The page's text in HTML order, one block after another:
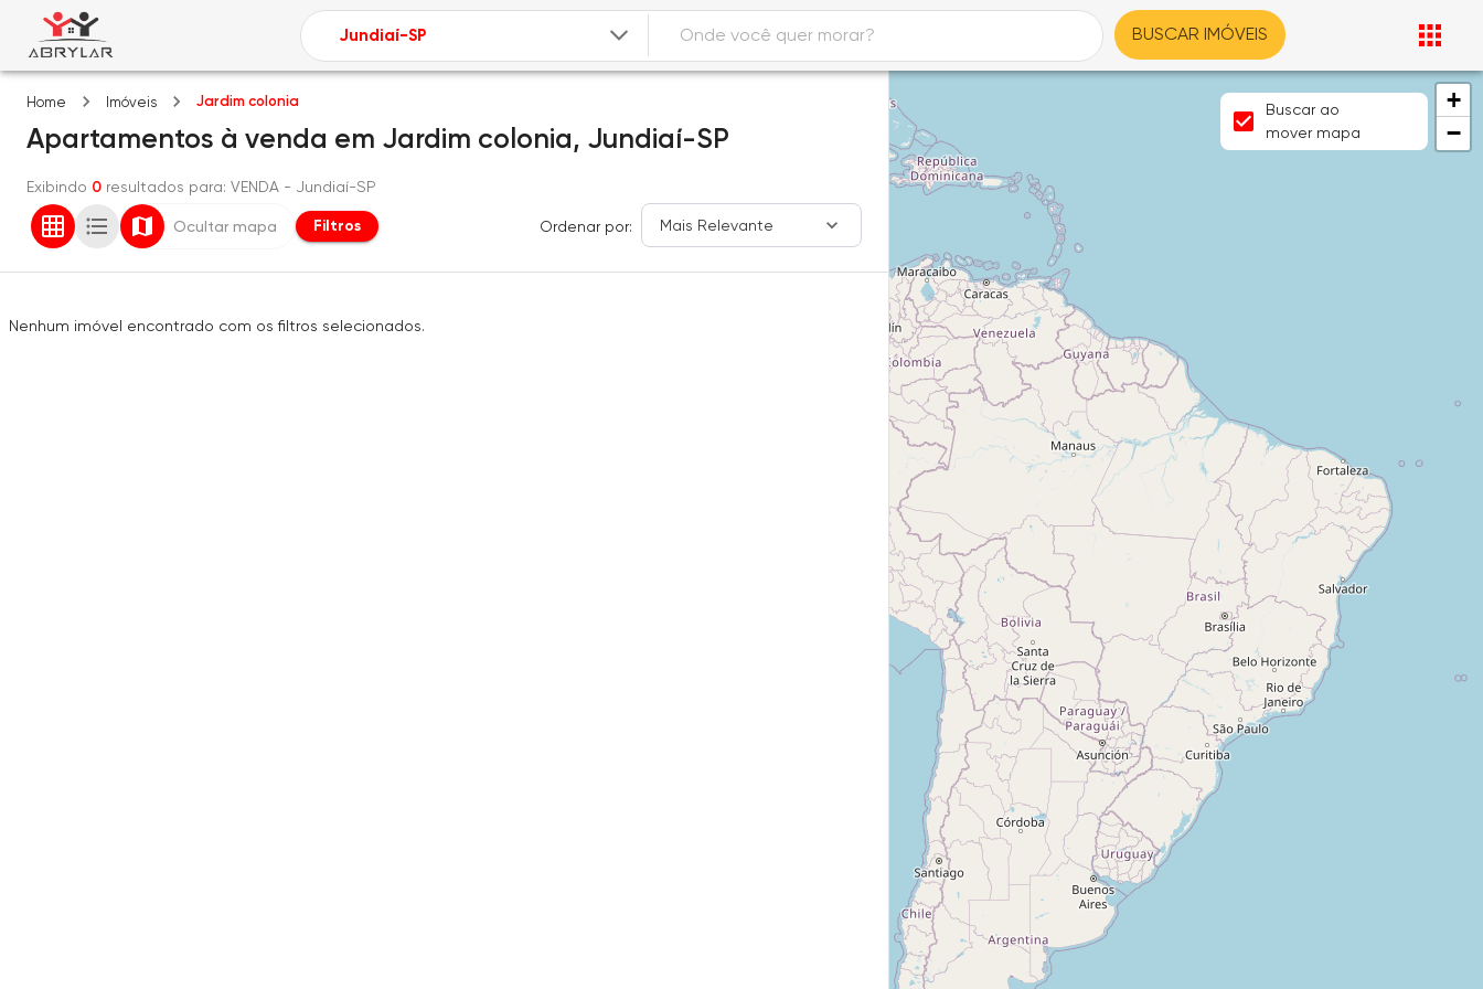
BUSCAR IMÓVEIS
Home Imóveis Jardim colonia
Apartamentos à venda em Jardim colonia, Jundiaí-SP
Exibindo 0 resultados para: VENDA - Jundiaí-SP
Ocultar mapa Filtros Ordenar por: Mais Relevante
Nenhum imóvel encontrado com os filtros selecionados.
+
−
Buscar ao
mover mapa